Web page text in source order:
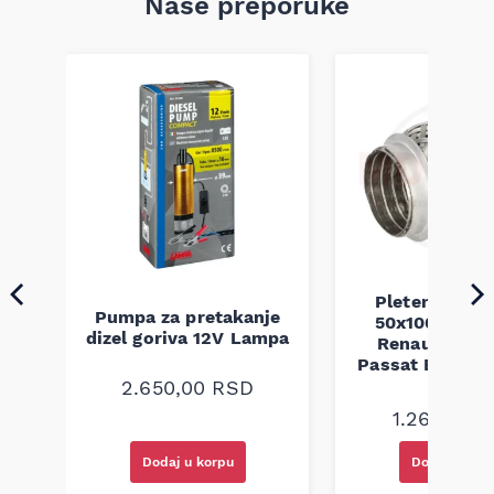
Pumpa za pretakanje
dizel goriva 12V Lampa
2.650,00 RSD
Dodaj u korpu
Pletenica
50x100 Audi
Renault
Passat B5
1.260,00
Dodaj u